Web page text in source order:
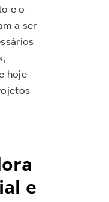
e o
a ser
hoje
e